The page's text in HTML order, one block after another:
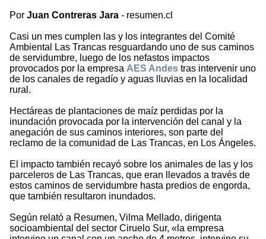
Por Juan Contreras Jara - resumen.cl
Casi un mes cumplen las y los integrantes del Comité
Ambiental Las Trancas resguardando uno de sus caminos
de servidumbre, luego de los nefastos impactos
provocados por la empresa AES Andes tras intervenir uno
de los canales de regadío y aguas lluvias en la localidad
rural.
Hectáreas de plantaciones de maíz perdidas por la
inundación provocada por la intervención del canal y la
anegación de sus caminos interiores, son parte del
reclamo de la comunidad de Las Trancas, en Los Ángeles.
El impacto también recayó sobre los animales de las y los
parceleros de Las Trancas, que eran llevados a través de
estos caminos de servidumbre hasta predios de engorda,
que también resultaron inundados.
Según relató a Resumen, Vilma Mellado, dirigenta
socioambiental del sector Ciruelo Sur, «la empresa